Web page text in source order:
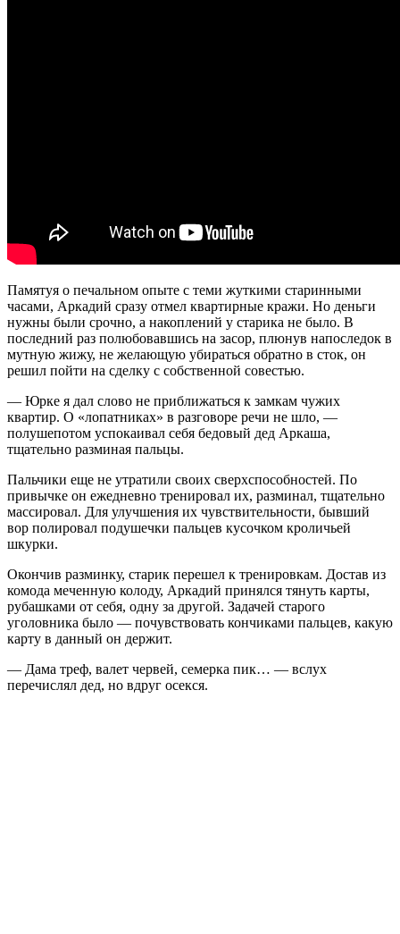
Памятуя о печальном опыте с теми жуткими старинными
часами, Аркадий сразу отмел квартирные кражи. Но деньги
нужны были срочно, а накоплений у старика не было. В
последний раз полюбовавшись на засор, плюнув напоследок в
мутную жижу, не желающую убираться обратно в сток, он
решил пойти на сделку с собственной совестью.
— Юрке я дал слово не приближаться к замкам чужих
квартир. О «лопатниках» в разговоре речи не шло, —
полушепотом успокаивал себя бедовый дед Аркаша,
тщательно разминая пальцы.
Пальчики еще не утратили своих сверхспособностей. По
привычке он ежедневно тренировал их, разминал, тщательно
массировал. Для улучшения их чувствительности, бывший
вор полировал подушечки пальцев кусочком кроличьей
шкурки.
Окончив разминку, старик перешел к тренировкам. Достав из
комода меченную колоду, Аркадий принялся тянуть карты,
рубашками от себя, одну за другой. Задачей старого
уголовника было — почувствовать кончиками пальцев, какую
карту в данный он держит.
— Дама треф, валет червей, семерка пик… — вслух
перечислял дед, но вдруг осекся.